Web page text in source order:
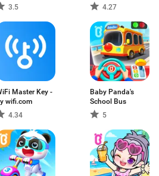
3.5
4.27
Master Key -
wifi.com
4.34
Baby Panda's
School Bus
5